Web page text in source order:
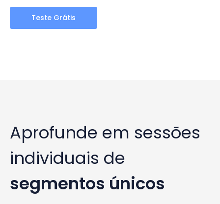
Teste Grátis
Aprofunde em sessões
individuais de
segmentos únicos